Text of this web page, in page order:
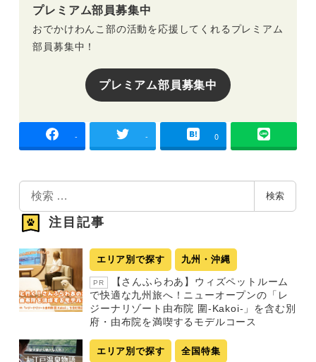
プレミアム部員募集中
おでかけわんこ部の活動を応援してくれるプレミアム
部員募集中！
プレミアム部員募集中
- - 0
検
索
検索
注目記事
エリア別で探す 九州・沖縄
PR
【さんふらわあ】ウィズペットルーム
で快適な九州旅へ！ニューオープンの「レ
ジーナリゾート由布院 圍-Kakoi-」を含む別
府・由布院を満喫するモデルコース
エリア別で探す 全国特集